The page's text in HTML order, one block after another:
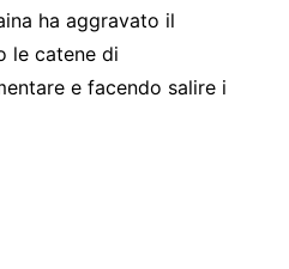
ha aggravato il
le catene di
e facendo salire i